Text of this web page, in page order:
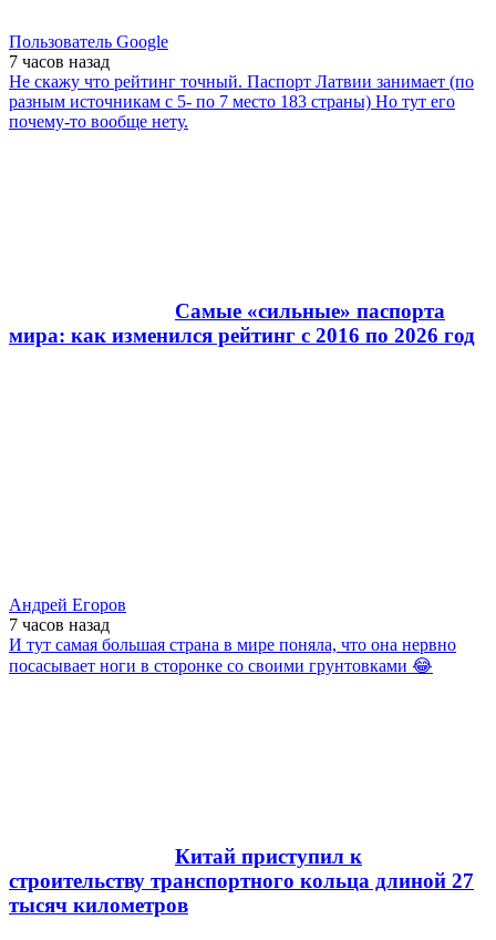
Пользователь Google
7 часов назад
Не скажу что рейтинг точный. Паспорт Латвии занимает (по
разным источникам с 5- по 7 место 183 страны) Но тут его
почему-то вообще нету.
Самые «сильные» паспорта
мира: как изменился рейтинг с 2016 по 2026 год
Андрей Егоров
7 часов назад
И тут самая большая страна в мире поняла, что она нервно
посасывает ноги в сторонке со своими грунтовками 😂
Китай приступил к
строительству транспортного кольца длиной 27
тысяч километров